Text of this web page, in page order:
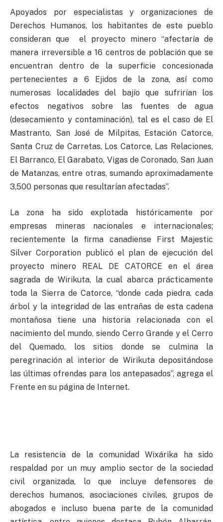
Apoyados por especialistas y organizaciones de
Derechos Humanos, los habitantes de este pueblo
consideran que el proyecto minero “afectaría de
manera irreversible a 16 centros de población que se
encuentran dentro de la superficie concesionada
pertenecientes a 6 Ejidos de la zona, así como
numerosas localidades del bajío que sufrirían los
efectos negativos sobre las fuentes de agua
(desecamiento y contaminación), tal es el caso de El
Mastranto, San José de Milpitas, Estación Catorce,
Santa Cruz de Carretas, Los Catorce, Las Relaciones,
El Barranco, El Garabato, Vigas de Coronado, San Juan
de Matanzas, entre otras, sumando aproximadamente
3,500 personas que resultarían afectadas”.
La zona ha sido explotada históricamente por
empresas mineras nacionales e internacionales;
recientemente la firma canadiense First Majestic
Silver Corporation publicó el plan de ejecución del
proyecto minero REAL DE CATORCE en el área
sagrada de Wirikuta, la cual abarca prácticamente
toda la Sierra de Catorce, “donde cada piedra, cada
árbol y la integridad de las entrañas de esta cadena
montañosa tiene una historia relacionada con el
nacimiento del mundo, siendo Cerro Grande y el Cerro
del Quemado, los sitios donde se culmina la
peregrinación al interior de Wirikuta depositándose
las últimas ofrendas para los antepasados”, agrega el
Frente en su página de Internet.
La resistencia de la comunidad Wixárika ha sido
respaldad por un muy amplio sector de la sociedad
civil organizada, lo que incluye defensores de
derechos humanos, asociaciones civiles, grupos de
abogados e incluso buena parte de la comunidad